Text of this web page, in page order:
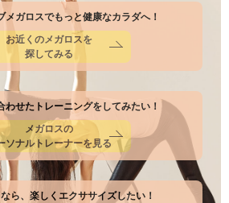
メガロスでもっと健康なカラダへ！
お近くのメガロスを
探してみる
わせたトレーニングをしてみたい！
メガロスの
ソナルトレーナーを見る
ら、楽しくエクササイズしたい！